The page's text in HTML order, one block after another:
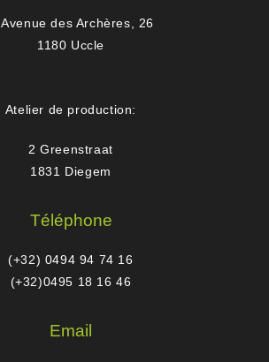
Avenue des Archères, 26
1180 Uccle
Atelier de production:
2 Greenstraat
1831 Diegem
Téléphone
(+32) 0494 94 74 16
(+32)0495 18 16 46
Email